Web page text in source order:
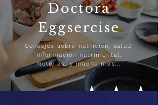
Doctora
Eggsercise
Consejos sobre nutrición, salud,
información nutrimental,
Noticias, y mucho más...